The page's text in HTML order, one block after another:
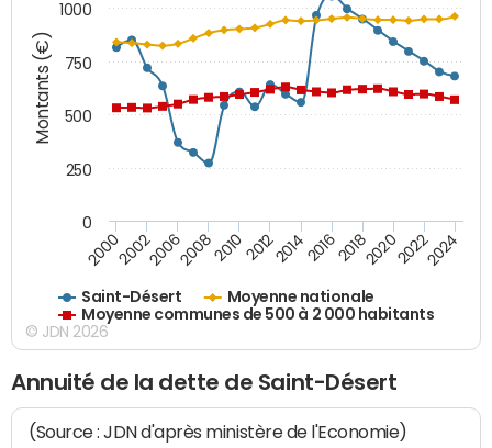
Montants (€)
Saint-Désert
Moyenne nationale
Moyenne communes de 500 à 2 000 habitants
200020022006200820102012201420162018202020222024
0
250
500
750
1000
© JDN 2026
Annuité de la dette de Saint-Désert
(Source : JDN d'après ministère de l'Economie)